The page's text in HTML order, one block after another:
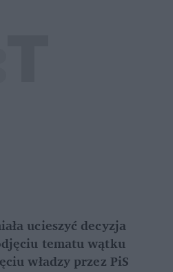
ucieszyć decyzja
tematu wątku
władzy przez PiS